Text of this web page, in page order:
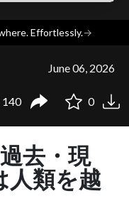
Effortlessly.→
June 06, 2026
140 0
去・現
類を越